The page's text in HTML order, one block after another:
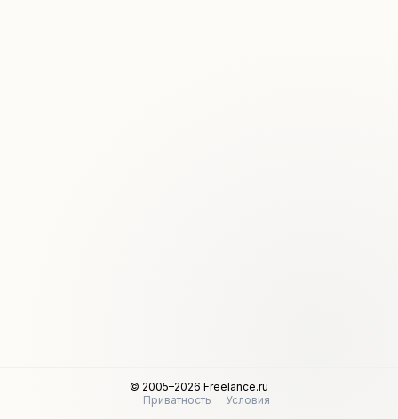
© 2005–2026 Freelance.ru
Приватность
Условия